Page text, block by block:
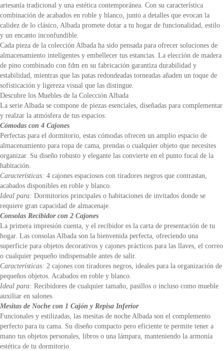
artesanía tradicional y una estética contemporánea. Con su característica
combinación de acabados en roble y blanco, junto a detalles que evocan la
calidez de lo clásico, Albada promete dotar a tu hogar de funcionalidad, estilo
y un encanto inconfundible.
Cada pieza de la colección Albada ha sido pensada para ofrecer soluciones de
almacenamiento inteligentes y embellecer tus estancias. La elección de madera
de pino combinado con fdm en su fabricación garantiza durabilidad y
estabilidad, mientras que las patas redondeadas torneadas añaden un toque de
sofisticación y ligereza visual que las distingue.
Descubre los Muebles de la Colección Albada
La serie Albada se compone de piezas esenciales, diseñadas para complementar
y realzar la atmósfera de tus espacios:
Cómodas con 4 Cajones
Perfectas para el dormitorio, estas cómodas ofrecen un amplio espacio de
almacenamiento para ropa de cama, prendas o cualquier objeto que necesites
organizar. Su diseño robusto y elegante las convierte en el punto focal de la
habitación.
Características: 4 cajones espaciosos con tiradores negros que contrastan,
acabados disponibles en roble y blanco.
Ideal para: Dormitorios principales o habitaciones de invitados donde se
requiere gran capacidad de almacenaje.
Consolas Recibidor con 2 Cajones
La primera impresión cuenta, y el recibidor es la carta de presentación de tu
hogar. Las consolas Albada son la bienvenida perfecta, ofreciendo una
superficie para objetos decorativos y cajones prácticos para las llaves, el correo
o cualquier pequeño indispensable antes de salir.
Características: 2 cajones con tiradores negros, ideales para la organización de
pequeños objetos. Acabados en roble y blanco.
Ideal para: Recibidores de cualquier tamaño, pasillos o incluso como mueble
auxiliar en salones.
Mesitas de Noche con 1 Cajón y Repisa Inferior
Funcionales y estilizadas, las mesitas de noche Albada son el complemento
perfecto para tu cama. Su diseño compacto pero eficiente te permite tener a
mano tus objetos personales, libros o una lámpara, manteniendo la armonía
estética de tu dormitorio.